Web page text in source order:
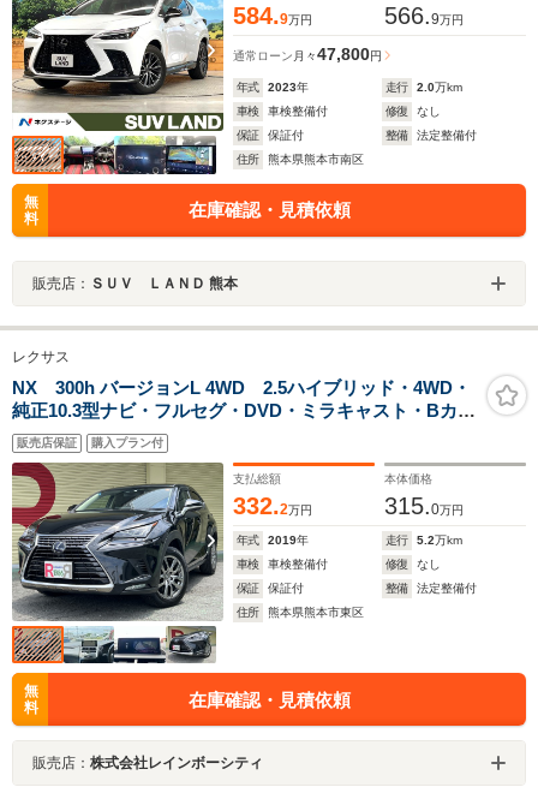
584.9万円 566.9万円
通常ローン 月々47,800円
年式 2023年 走行 2.0万km
車検
車検整備付 修復
なし
保証
保証付 整備
法定整備付
住所
熊本県熊本市南区
無
料
在庫確認・見積依頼
販売店： ＳＵＶ ＬＡＮＤ 熊本
レクサス
NX 300h バージョンL 4WD 2.5ハイブリッド・4WD・
純正10.3型ナビ・フルセグ・DVD・ミラキャスト・Bカメ
ラ・ソナー・ETC・カードキー・Rクルコン・ステアリン
グヒーター・本革シート・シートH・パワーバック・3眼
LED・衝突軽減
販売店保証 購入プラン付
支払総額
332.2万円
本体価格
315.0万円
年式 2019年 走行 5.2万km
車検
車検整備付 修復
なし
保証
保証付 整備
法定整備付
住所
熊本県熊本市東区
無
料
在庫確認・見積依頼
販売店： 株式会社レインボーシティ